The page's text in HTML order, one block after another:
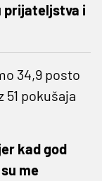
prijateljstva i
34,9 posto
51 pokušaja
kad god
me